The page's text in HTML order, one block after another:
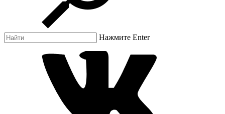
Нажмите Enter